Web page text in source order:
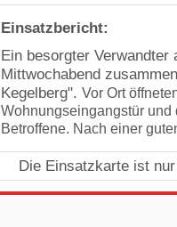
Einsatzbericht:
Ein besorgter
Mittwochabend
Kegelberg".Vor Ort
Wohnungseingangstür
Betroffene. Nach einer
Die Einsatzkarte ist